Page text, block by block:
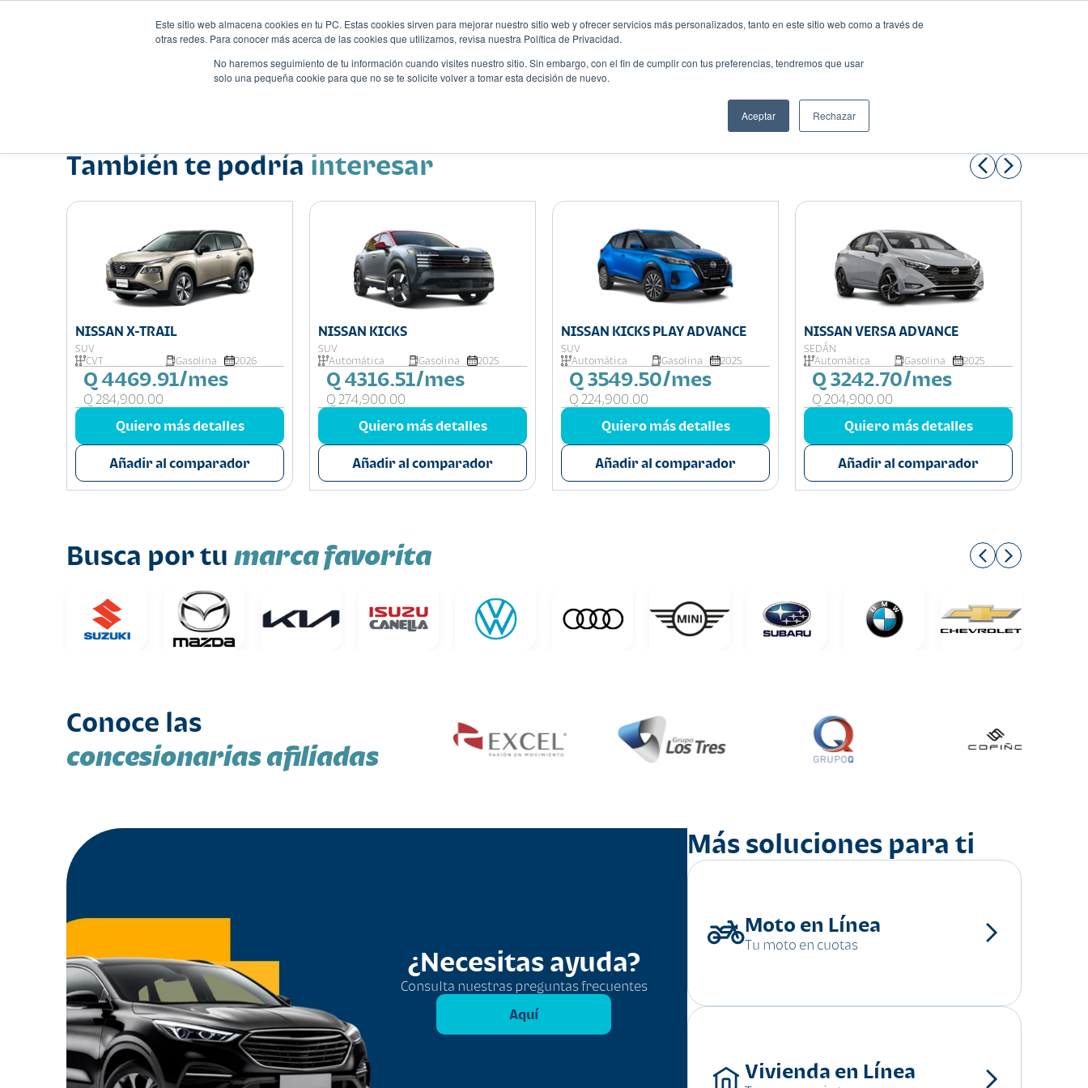
Este sitio web almacena cookies en tu PC. Estas cookies sirven para mejorar nuestro sitio web y ofrecer servicios más personalizados, tanto en este sitio web como a través de
otras redes. Para conocer más acerca de las cookies que utilizamos, revisa nuestra Política de Privacidad.
No haremos seguimiento de tu información cuando visites nuestro sitio. Sin embargo, con el fin de cumplir con tus preferencias, tendremos que usar
solo una pequeña cookie para que no se te solicite volver a tomar esta decisión de nuevo.
Aceptar Rechazar
Compartir:
También te podría interesar
NISSAN X-TRAIL
SUV
CVT
Gasolina 2026
Q 4469.91/mes
Q 284,900.00
Quiero más detalles
Añadir al comparador
NISSAN KICKS
SUV
Automática
Gasolina 2025
Q 4316.51/mes
Q 274,900.00
Quiero más detalles
Añadir al comparador
NISSAN KICKS PLAY ADVANCE
SUV
Automática
Gasolina 2025
Q 3549.50/mes
Q 224,900.00
Quiero más detalles
Añadir al comparador
NISSAN VERSA ADVANCE
SEDÁN
Automática
Gasolina 2025
Q 3242.70/mes
Q 204,900.00
Quiero más detalles
Añadir al comparador
Busca por tu marca favorita
Conoce las
concesionarias afiliadas
¿Necesitas ayuda?
Consulta nuestras preguntas frecuentes
Aquí
Más soluciones para ti
Moto en Línea
Tu moto en cuotas
Vivienda en Línea